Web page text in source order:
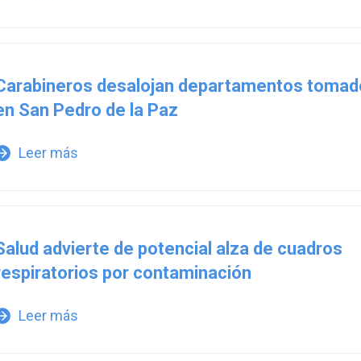
desalojan departamentos
San Pedro de la Paz
Leer más
advierte de potencial alza de cuadros
por contaminación
Leer más